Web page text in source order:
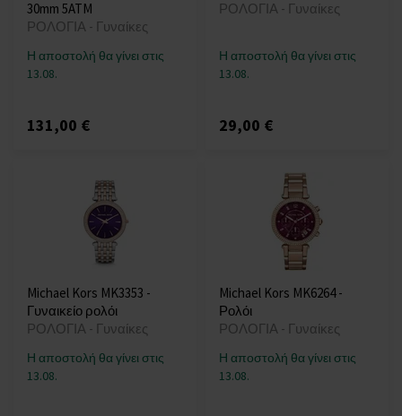
30mm 5ATM
ΡΟΛΟΓΙΑ - Γυναίκες
Η αποστολή θα γίνει στις
13.08.
131,00 €
ΡΟΛΟΓΙΑ - Γυναίκες
Η αποστολή θα γίνει στις
13.08.
29,00 €
Michael Kors MK3353 -
Γυναικείο ρολόι
ΡΟΛΟΓΙΑ - Γυναίκες
Η αποστολή θα γίνει στις
13.08.
Michael Kors MK6264 -
Ρολόι
ΡΟΛΟΓΙΑ - Γυναίκες
Η αποστολή θα γίνει στις
13.08.